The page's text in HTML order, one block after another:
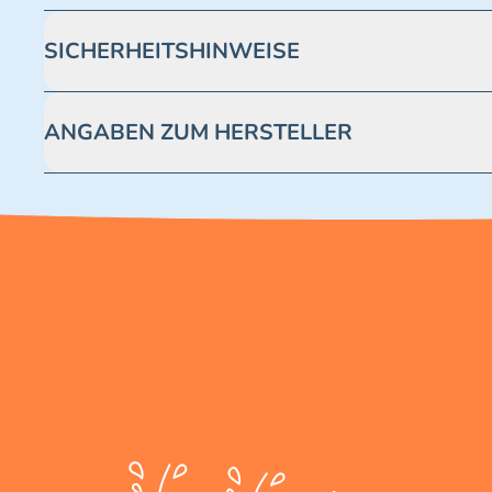
SICHERHEITSHINWEISE
ANGABEN ZUM HERSTELLER